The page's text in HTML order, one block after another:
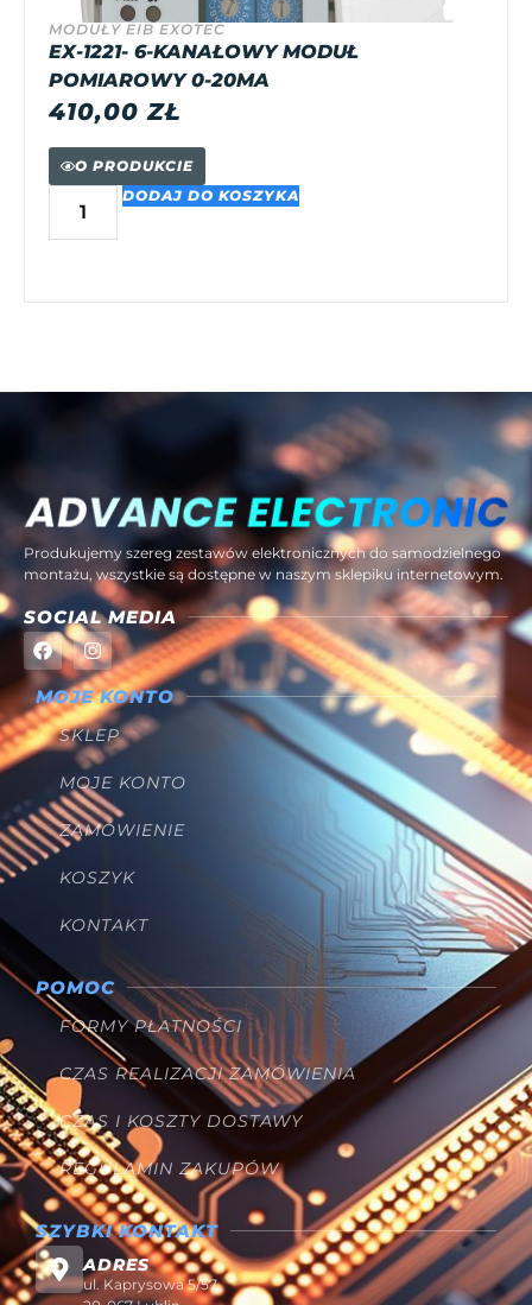
MODUŁY EIB EXOTEC
EX-1221- 6-KANAŁOWY MODUŁ
POMIAROWY 0-20MA
410,00ZŁ
O PRODUKCIE
DODAJ DO KOSZYKA
Produkujemy szereg zestawów elektronicznych do samodzielnego
montażu, wszystkie są dostępne w naszym sklepiku internetowym.
SOCIAL MEDIA
MOJE KONTO
SKLEP
MOJE KONTO
ZAMÓWIENIE
KOSZYK
KONTAKT
POMOC
FORMY PŁATNOŚCI
CZAS REALIZACJI ZAMÓWIENIA
CZAS I KOSZTY DOSTAWY
REGULAMIN ZAKUPÓW
SZYBKI KONTAKT
ADRES
ul. Kaprysowa 5/57